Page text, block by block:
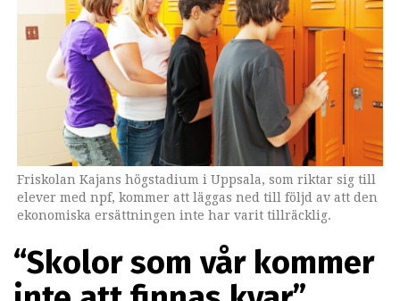
Friskolan Kajans högstadium i Uppsala, som riktar sig till
elever med npf, kommer att läggas ned till följd av att den
ekonomiska ersättningen inte har varit tillräcklig.
“Skolor som vår kommer